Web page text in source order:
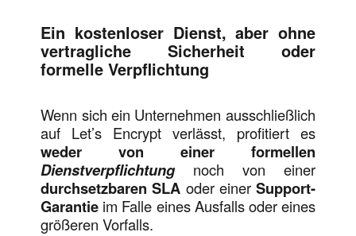
Ein kostenloser Dienst, aber ohne
vertragliche Sicherheit oder
formelle Verpflichtung
Wenn sich ein Unternehmen ausschließlich
auf Let’s Encrypt verlässt, profitiert es
weder von einer
formellen
Dienstverpflichtungnoch von einer
durchsetzbaren SLA oder einer Support-
Garantie im Falle eines Ausfalls oder eines
größeren Vorfalls.